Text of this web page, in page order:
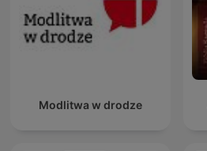
Modlitwa w drodze